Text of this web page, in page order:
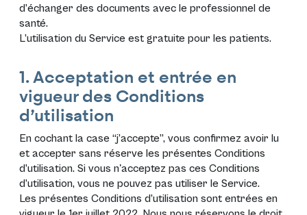
d’échanger des documents avec le professionnel de
santé.
L’utilisation du Service est gratuite pour les patients.
1. Acceptation et entrée en
vigueur des Conditions
d’utilisation
En cochant la case “j’accepte”, vous confirmez avoir lu
et accepter sans réserve les présentes Conditions
d’utilisation. Si vous n'acceptez pas ces Conditions
d’utilisation, vous ne pouvez pas utiliser le Service.
Les présentes Conditions d’utilisation sont entrées en